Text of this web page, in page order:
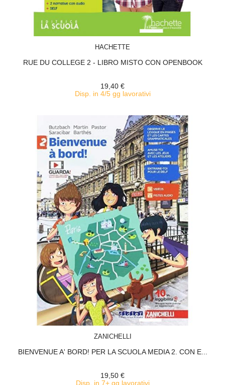
HACHETTE
RUE DU COLLEGE 2 - LIBRO MISTO CON OPENBOOK
19,40 €
Disp. in 4/5 gg lavorativi
ZANICHELLI
BIENVENUE A' BORD! PER LA SCUOLA MEDIA 2. CON E...
19,50 €
Disp. in 7+ gg lavorativi